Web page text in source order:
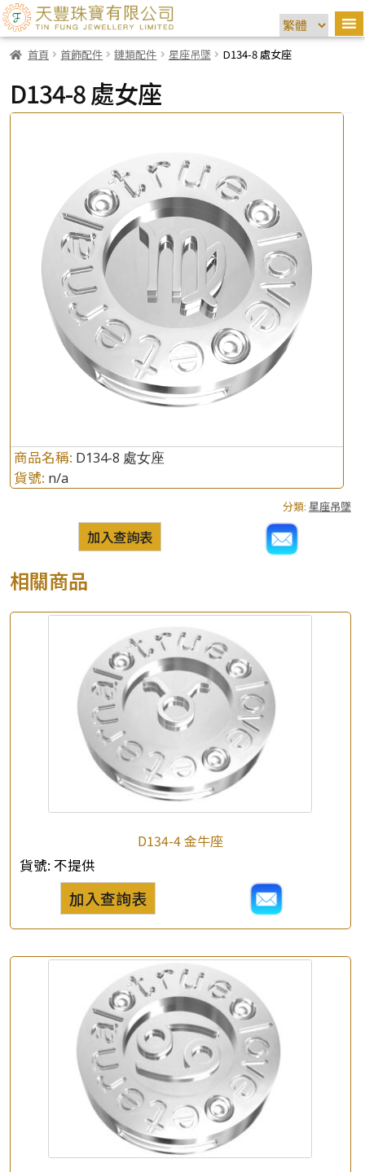
首頁 首飾配件 鏈類配件 星座吊墜 D134-8 處女座
D134-8 處女座
產品查詢 ×
*你的名字
公司名稱
e-mail
*聯絡電話
商品名稱: D134-8 處女座
貨號: n/a
分類: 星座吊墜
加入查詢表
相關商品
D134-4 金牛座
貨號: 不提供
加入查詢表